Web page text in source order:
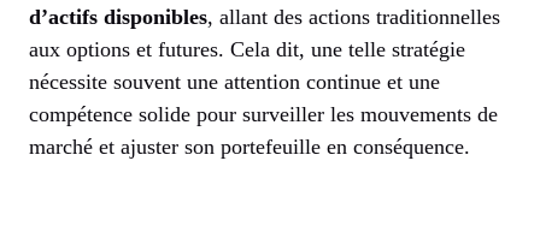
d’actifs disponibles, allant des actions traditionnelles
aux options et futures. Cela dit, une telle stratégie
nécessite souvent une attention continue et une
compétence solide pour surveiller les mouvements de
marché et ajuster son portefeuille en conséquence.